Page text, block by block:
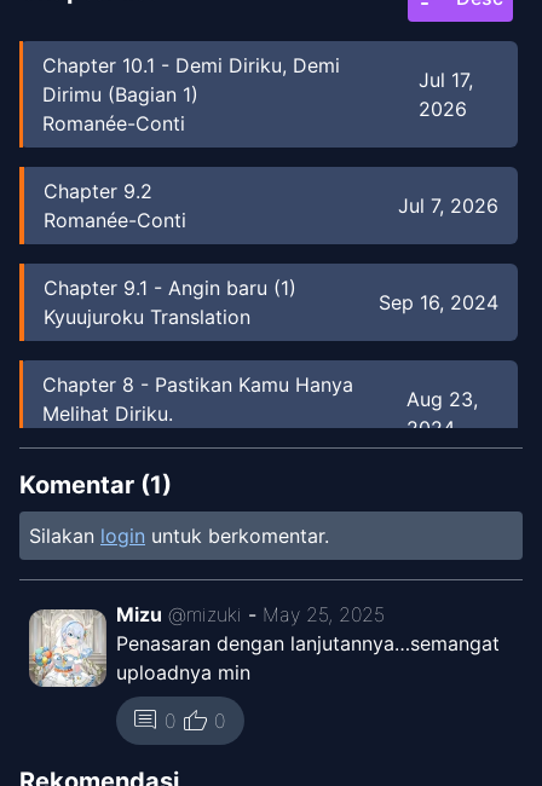
Chapter 10.1 - Demi Diriku, Demi
Dirimu (Bagian 1)
Romanée-Conti
Jul 17,
2026
Chapter 9.2
Romanée-Conti
Jul 7, 2026
Chapter 9.1 - Angin baru (1)
Kyuujuroku Translation
Sep 16, 2024
Chapter 8 - Pastikan Kamu Hanya
Melihat Diriku.
Kyuujuroku Translation
Aug 23,
2024
Chapter7-Waktu untuk menjadi
idol
Kyuujuroku Translation
Chapter6-Aku Ingin Semua
Orang Tahu
Kyuujuroku Translation
Jul 21,
Komentar (1)
Silakan login untuk berkomentar.
Mizu @mizuki - May 25, 2025
Penasaran dengan lanjutannya…semangat
uploadnya min
comment 0 thumb_up 0